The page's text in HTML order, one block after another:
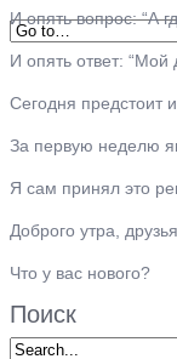
И опять вопрос: “А
И опять ответ: “Мой
Сегодня предстоит
За первую неделю
Я сам принял это
Доброго утра,
Что у вас нового?
Поиск